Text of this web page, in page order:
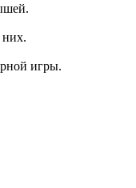
игры.